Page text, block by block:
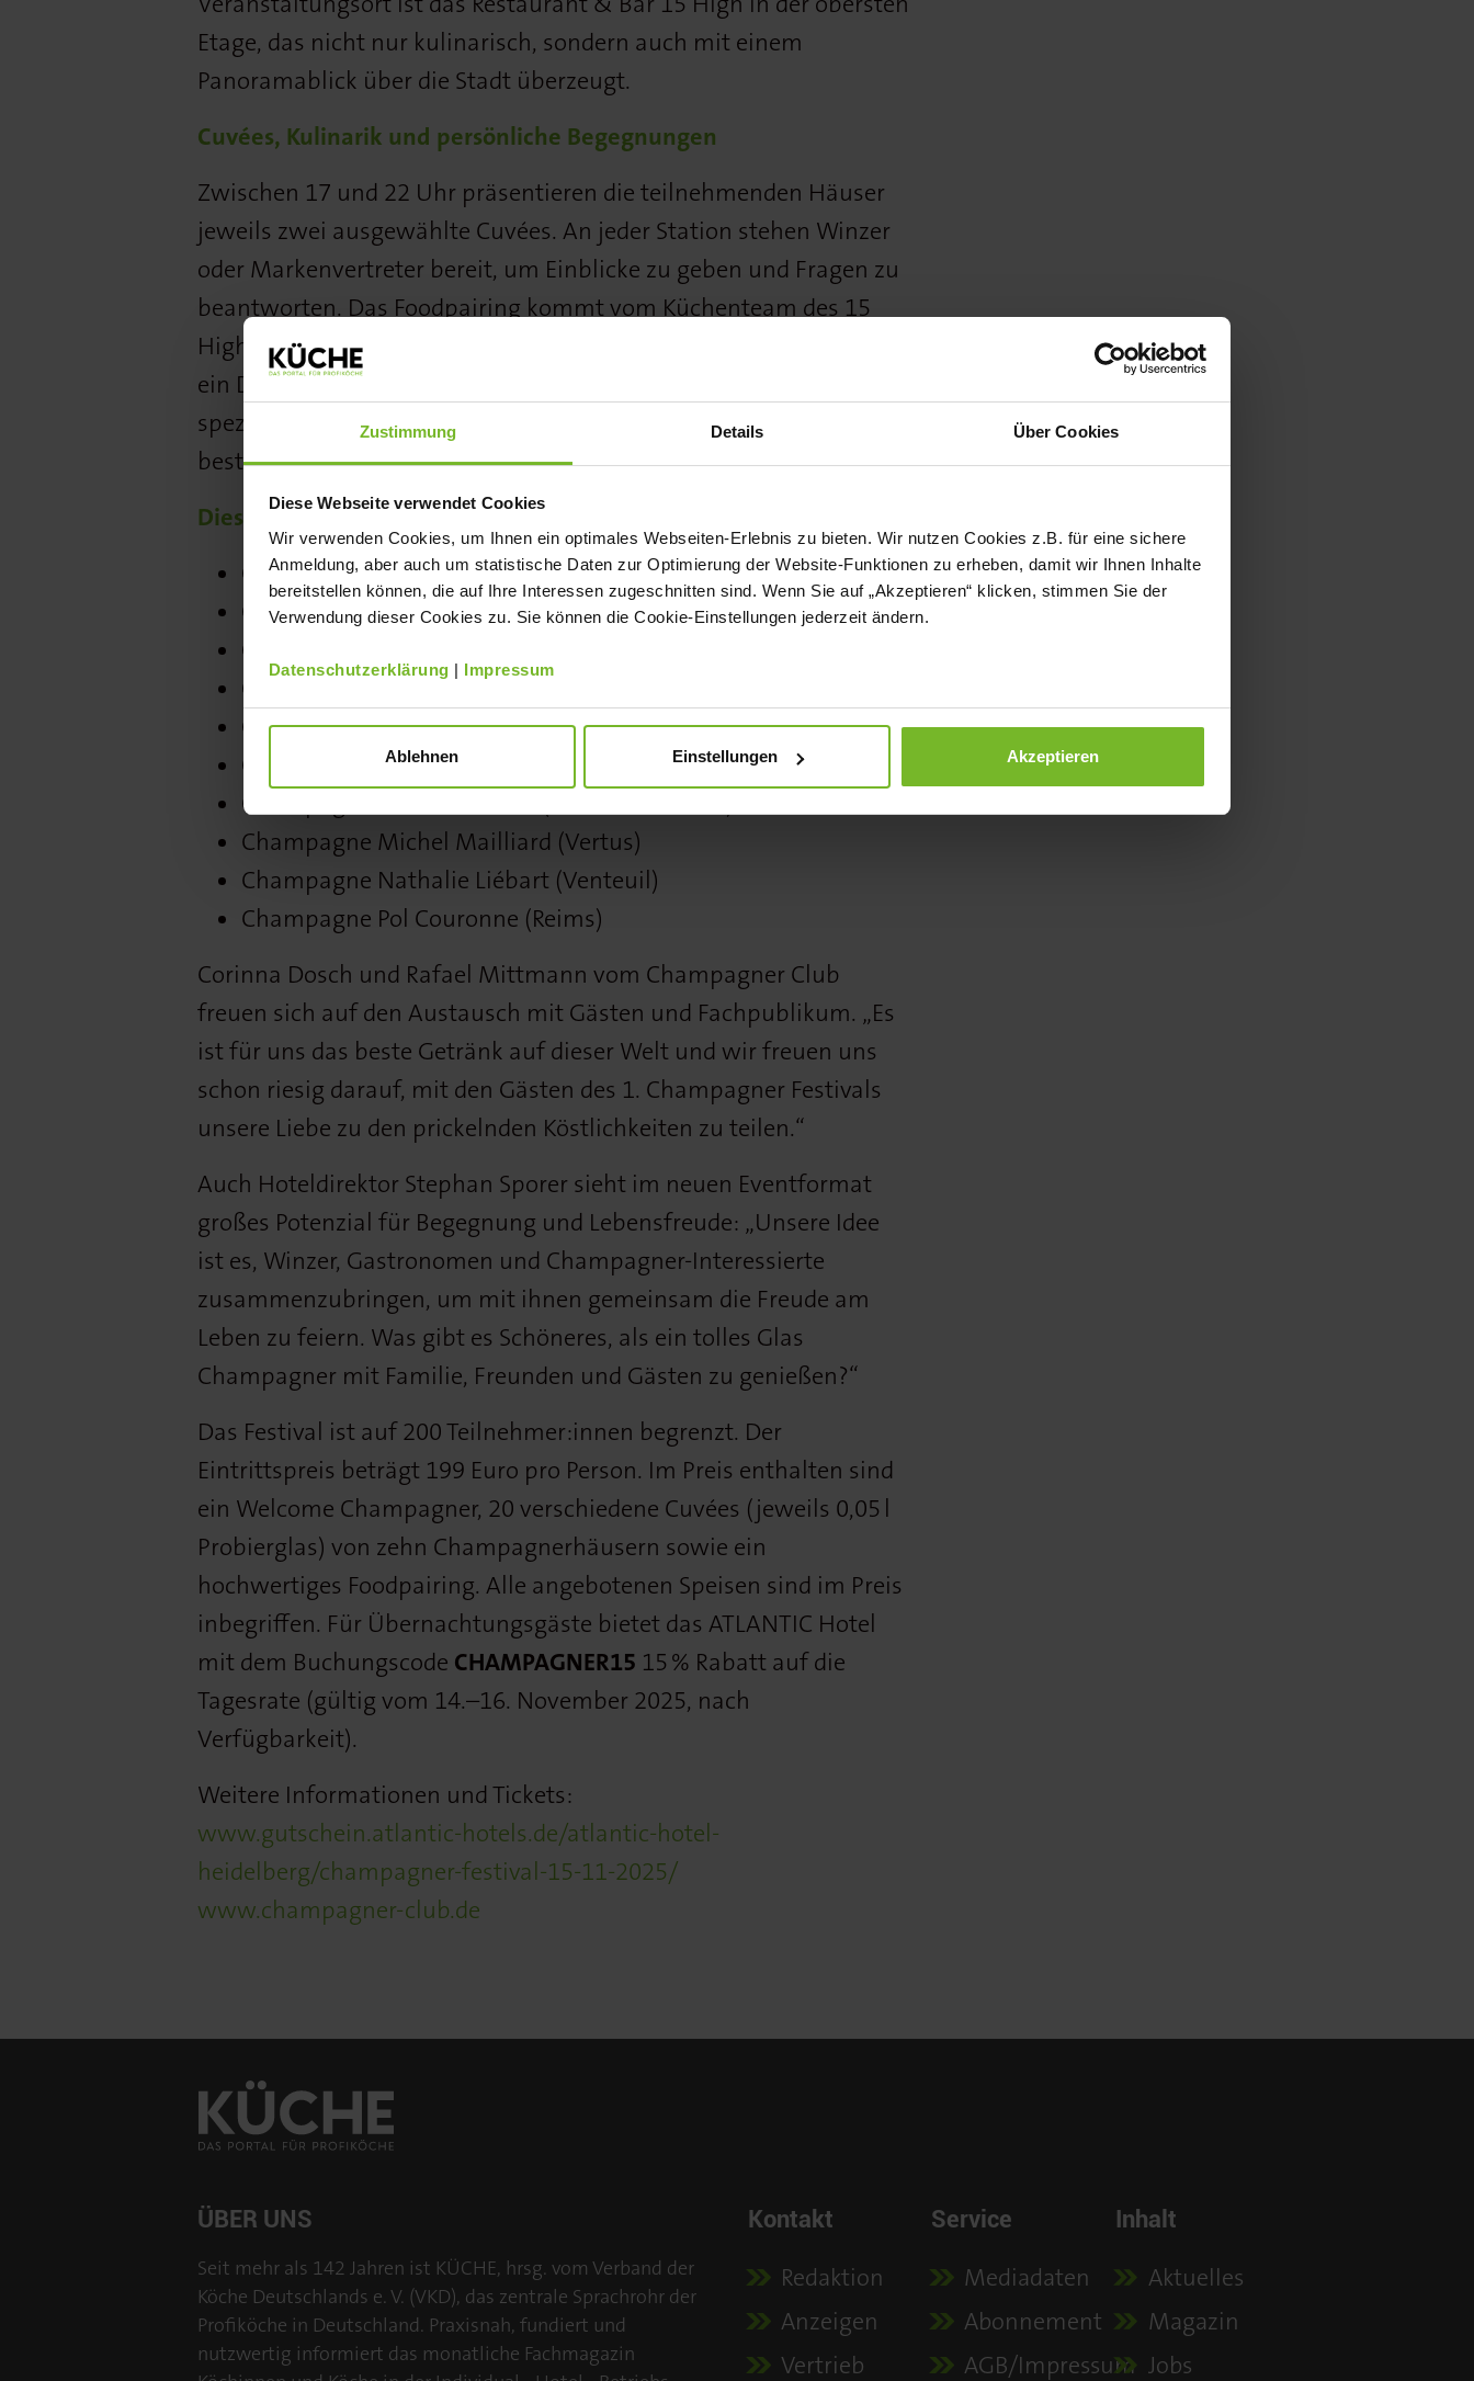
Zustimmung Details Über Cookies
Diese Webseite verwendet Cookies
Wir verwenden Cookies, um Ihnen ein optimales Webseiten-Erlebnis zu bieten. Wir nutzen Cookies z.B. für eine sichere
Anmeldung, aber auch um statistische Daten zur Optimierung der Website-Funktionen zu erheben, damit wir Ihnen Inhalte
bereitstellen können, die auf Ihre Interessen zugeschnitten sind. Wenn Sie auf „Akzeptieren“ klicken, stimmen Sie der
Verwendung dieser Cookies zu. Sie können die Cookie-Einstellungen jederzeit ändern.
Datenschutzerklärung | Impressum
Ablehnen Einstellungen Akzeptieren
Etage, das nicht nur kulinarisch, sondern auch mit einem
Panoramablick über die Stadt überzeugt.
Cuvées, Kulinarik und persönliche Begegnungen
Zwischen 17 und 22 Uhr präsentieren die teilnehmenden Häuser
jeweils zwei ausgewählte Cuvées. An jeder Station stehen Winzer
oder Markenvertreter bereit, um Einblicke zu geben und Fragen zu
beantworten. Das Foodpairing kommt vom Küchenteam des 15
High sowie Partnern wie dem FrischeParadies. Ab 20 Uhr begleitet
ein DJ den Abend musikalisch, ab 22 Uhr wird an der Bar eine
spezielle Champagnerkarte angeboten – glas- oder flaschenweise
bestellbar.
Diese Häuser sind beim Festival vertreten:
Champagne Abelé 1757 (Reims)
Champagne Alexandre Bonnet (Les Riceys)
Champagne De Venoge (Épernay)
Champagne Jacques Chaput (Arrentières)
Champagne Duménil (Sacy)
Champagne Frerejean Frères (Avize)
Champagne Laurent-Perrier (Tours-sur-Marne)
Champagne Michel Mailliard (Vertus)
Champagne Nathalie Liébart (Venteuil)
Champagne Pol Couronne (Reims)
Corinna Dosch und Rafael Mittmann vom Champagner Club
freuen sich auf den Austausch mit Gästen und Fachpublikum. „Es
ist für uns das beste Getränk auf dieser Welt und wir freuen uns
schon riesig darauf, mit den Gästen des 1. Champagner Festivals
unsere Liebe zu den prickelnden Köstlichkeiten zu teilen.“
Auch Hoteldirektor Stephan Sporer sieht im neuen Eventformat
großes Potenzial für Begegnung und Lebensfreude: „Unsere Idee
ist es, Winzer, Gastronomen und Champagner-Interessierte
zusammenzubringen, um mit ihnen gemeinsam die Freude am
Leben zu feiern. Was gibt es Schöneres, als ein tolles Glas
Champagner mit Familie, Freunden und Gästen zu genießen?“
Das Festival ist auf 200 Teilnehmer:innen begrenzt. Der
Eintrittspreis beträgt 199 Euro pro Person. Im Preis enthalten sind
ein Welcome Champagner, 20 verschiedene Cuvées (jeweils 0,05 l
Probierglas) von zehn Champagnerhäusern sowie ein
hochwertiges Foodpairing. Alle angebotenen Speisen sind im Preis
inbegriffen. Für Übernachtungsgäste bietet das ATLANTIC Hotel
mit dem Buchungscode CHAMPAGNER15 15 % Rabatt auf die
Tagesrate (gültig vom 14.–16. November 2025, nach
Verfügbarkeit).
Weitere Informationen und Tickets:
www.gutschein.atlantic-hotels.de/atlantic-hotel-
heidelberg/champagner-festival-15-11-2025/
www.champagner-club.de
ÜBER UNS
Seit mehr als 142 Jahren ist KÜCHE, hrsg. vom Verband der
Köche Deutschlands e. V. (VKD), das zentrale Sprachrohr der
Profiköche in Deutschland. Praxisnah, fundiert und
nutzwertig informiert das monatliche Fachmagazin
Kontakt
Redaktion
Anzeigen
Vertrieb
Service
Mediadaten
Abonnement
AGB/Impressum
Inhalt
Aktuelles
Magazin
Jobs